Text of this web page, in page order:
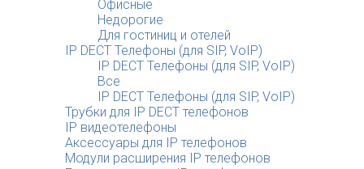
Офисные
Недорогие
Для гостиниц и отелей
IP DECT Телефоны (для SIP, VoIP)
IP DECT Телефоны (для SIP, VoIP)
Все
IP DECT Телефоны (для SIP, VoIP)
Трубки для IP DECT телефонов
IP видеотелефоны
Аксессуары для IP телефонов
Модули расширения IP телефонов